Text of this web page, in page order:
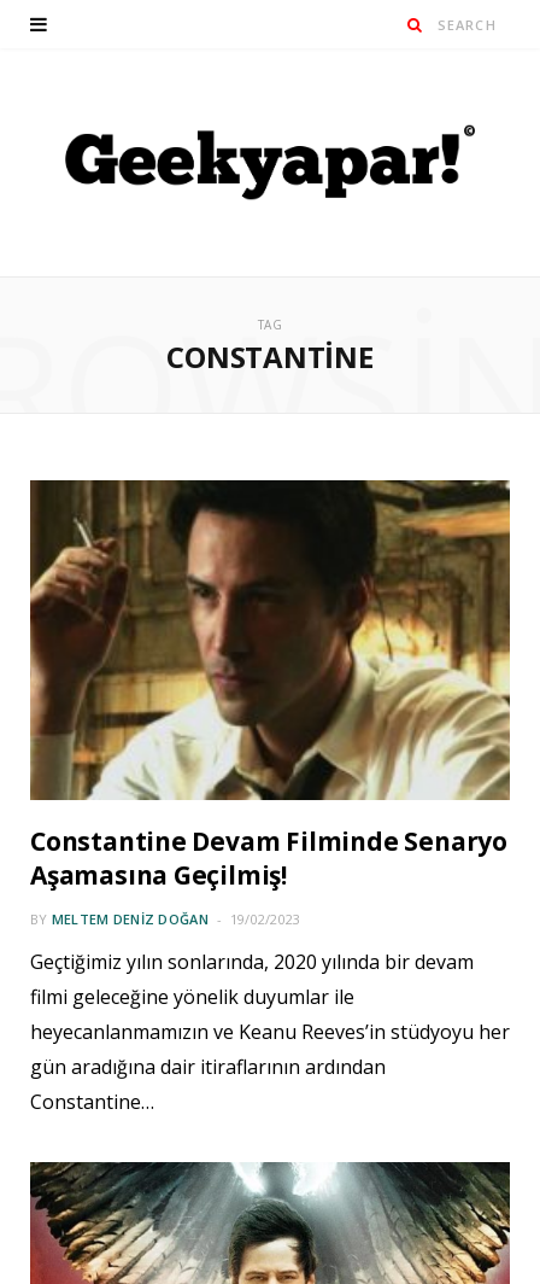
TAG
CONSTANTINE
Constantine Devam Filminde Senaryo
Aşamasına Geçilmiş!
BY MELTEM DENIZ DOĞAN 19/02/2023
Geçtiğimiz yılın sonlarında, 2020 yılında bir devam
filmi geleceğine yönelik duyumlar ile
heyecanlanmamızın ve Keanu Reeves’in stüdyoyu her
gün aradığına dair itiraflarının ardından
Constantine…